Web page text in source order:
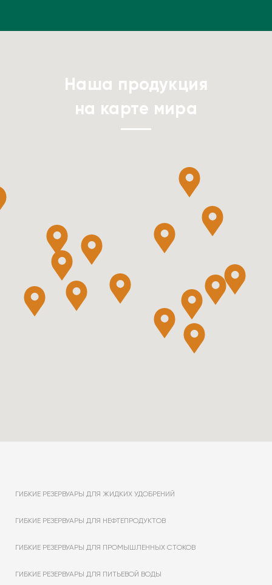
Наша продукция
на карте мира
ГИБКИЕ РЕЗЕРВУАРЫ ДЛЯ ЖИДКИХ УДОБРЕНИЙ
ГИБКИЕ РЕЗЕРВУАРЫ ДЛЯ НЕФТЕПРОДУКТОВ
ГИБКИЕ РЕЗЕРВУАРЫ ДЛЯ ПРОМЫШЛЕННЫХ СТОКОВ
ГИБКИЕ РЕЗЕРВУАРЫ ДЛЯ ПИТЬЕВОЙ ВОДЫ